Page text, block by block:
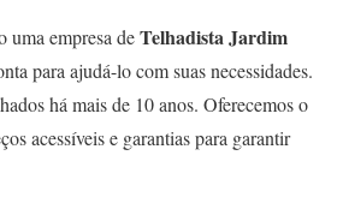
uma empresa deTelhadista Jardim
para ajudá-lo com suas necessidades.
há mais de 10 anos. Oferecemos o
acessíveis e garantias para garantir